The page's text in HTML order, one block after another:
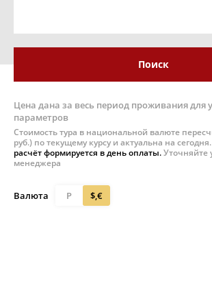
Поиск
Цена дана за весь период проживания для
параметров
Стоимость тура в национальной валюте
руб.) по текущему курсу и актуальна на сегодня.
расчёт формируется в день оплаты.Уточняйте
менеджера
Валюта Р $,€